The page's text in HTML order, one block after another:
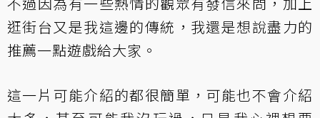
逛街台又是我這邊的傳統，我還是想說盡力的
推薦一點遊戲給大家。
這一片可能介紹的都很簡單，可能也不會介紹